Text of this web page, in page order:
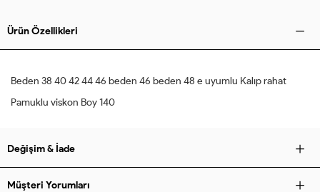
Ürün Özellikleri
Beden 38 40 42 44 46 beden 46 beden 48 e uyumlu Kalıp rahat
Pamuklu viskon Boy 140
Değişim & İade
Müşteri Yorumları